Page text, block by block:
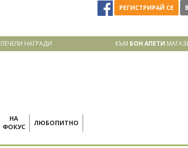
РЕГИСТРИРАЙ СЕ
ПЕЧЕЛИ НАГРАДИ КЪМ БОН АПЕТИ
НА
ФОКУС
ЛЮБОПИТНО